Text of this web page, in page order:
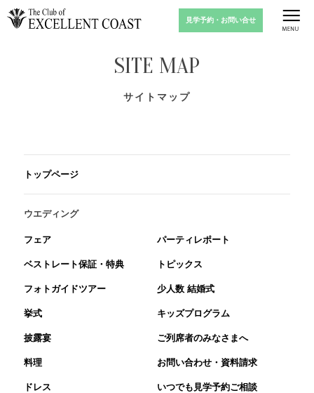
見学予約・お問い合せ
SITE MAP
サイトマップ
トップページ
ウエディング
フェア
ベストレート保証・特典
フォトガイドツアー
挙式
披露宴
料理
ドレス
パーティレポート
トピックス
少人数 結婚式
キッズプログラム
ご列席者のみなさまへ
お問い合わせ・資料請求
いつでも見学予約ご相談